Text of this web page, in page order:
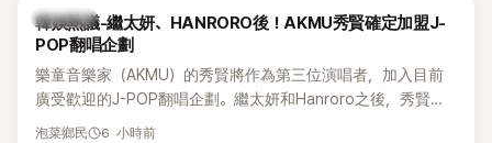
熱議討論
韓娛熱議-繼太妍、HANRORO後！AKMU秀賢確定加盟J-
POP翻唱企劃
樂童音樂家（AKMU）的秀賢將作為第三位演唱者，加入目前
廣受歡迎的J-POP翻唱企劃。繼太妍和Hanroro之後，秀賢已
獲選為第三首翻唱歌曲的主唱，並於近期完成錄音。
泡菜鄉民 6 小時前